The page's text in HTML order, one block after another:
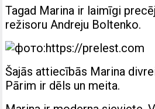
Tagad Marina ir laimīgi
režisoru Andreju Boltenko.
Šajās attiecībās Marina
Pārim ir dēls un meita.